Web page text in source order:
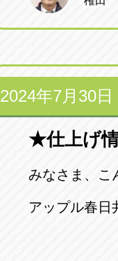
2024年7月30日
★仕上げ
みなさま、こ
アップル春日